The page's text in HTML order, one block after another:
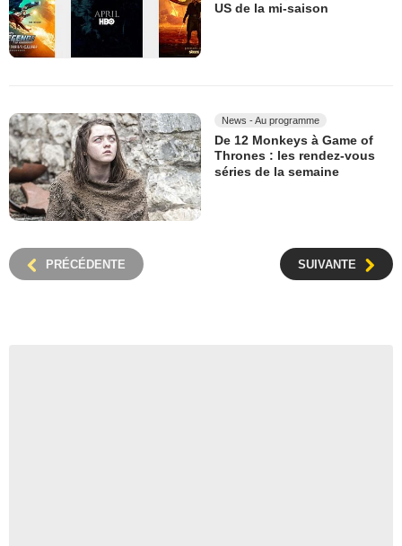
US de la mi-saison
News - Au programme
De 12 Monkeys à Game of
Thrones : les rendez-vous
séries de la semaine
PRÉCÉDENTE SUIVANTE